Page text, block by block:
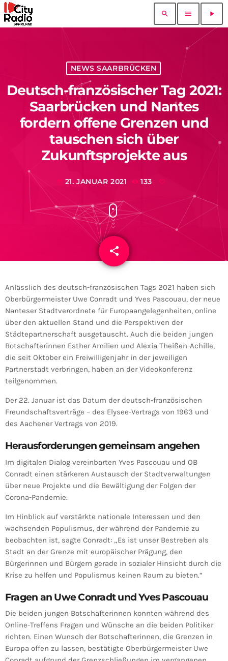
search menu play_arrow
NEWS SAARBRÜCKEN
Deutsch-französischer Tag 2021:
Saarbrücken und Nantes
fordern offene Grenzen und
tauschen sich über
Zukunftsprojekte aus
today 21. JANUAR 2021 133
share
email
Anlässlich des deutsch-französischen Tags 2021 haben sich
Oberbürgermeister Uwe Conradt und Yves Pascouau, der neue
Nanteser Stadtverordnete für Europaangelegenheiten, online
über den aktuellen Stand und die Perspektiven der
Städtepartnerschaft ausgetauscht. Auch die beiden jungen
Botschafterinnen Esther Amilien und Alexia Theißen-Achille,
die seit Oktober ein Freiwilligenjahr in der jeweiligen
Partnerstadt verbringen, haben an der Videokonferenz
teilgenommen.
Der 22. Januar ist das Datum der deutsch-französischen
Freundschaftsverträge – des Elysee-Vertrags von 1963 und
des Aachener Vertrags von 2019.
Herausforderungen gemeinsam angehen
Im digitalen Dialog vereinbarten Yves Pascouau und OB
Conradt einen stärkeren Austausch der Stadtverwaltungen
über neue Projekte und die Bewältigung der Folgen der
Corona-Pandemie.
Im Hinblick auf verstärkte nationale Interessen und den
wachsenden Populismus, der während der Pandemie zu
beobachten ist, sagte Conradt: „Es ist unser Bestreben als
Stadt an der Grenze mit europäischer Prägung, den
Bürgerinnen und Bürgern gerade in sozialer Hinsicht durch die
Krise zu helfen und Populismus keinen Raum zu bieten.“
Fragen an Uwe Conradt und Yves Pascouau
Die beiden jungen Botschafterinnen konnten während des
Online-Treffens Fragen und Wünsche an die beiden Politiker
richten. Einen Wunsch der Botschafterinnen, die Grenzen in
Europa offen zu lassen, bestätigte Oberbürgermeister Uwe